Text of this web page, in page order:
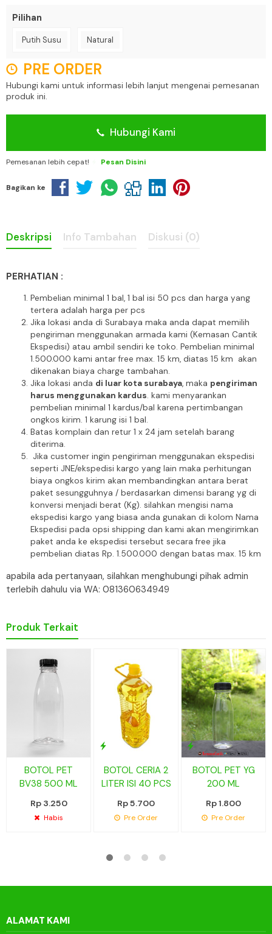
Pilihan
Putih Susu Natural
PRE ORDER
Hubungi kami untuk informasi lebih lanjut mengenai pemesanan
produk ini.
Hubungi Kami
Pemesanan lebih cepat! Pesan Disini
Bagikan ke
Deskripsi Info Tambahan Diskusi (0)
PERHATIAN :
Pembelian minimal 1 bal, 1 bal isi 50 pcs dan harga yang
tertera adalah harga per pcs
Jika lokasi anda di Surabaya maka anda dapat memilih
pengiriman menggunakan armada kami (Kemasan Cantik
Ekspedisi) atau ambil sendiri ke toko. Pembelian minimal
1.500.000 kami antar free max. 15 km, diatas 15 km akan
dikenakan biaya charge tambahan.
Jika lokasi anda di luar kota surabaya, maka pengiriman
harus menggunakan kardus. kami menyarankan
pembelian minimal 1 kardus/bal karena pertimbangan
ongkos kirim. 1 karung isi 1 bal.
Batas komplain dan retur 1 x 24 jam setelah barang
diterima.
Jika customer ingin pengiriman menggunakan ekspedisi
seperti JNE/ekspedisi kargo yang lain maka perhitungan
biaya ongkos kirim akan membandingkan antara berat
paket sesungguhnya / berdasarkan dimensi barang yg di
konversi menjadi berat (Kg). silahkan mengisi nama
ekspedisi kargo yang biasa anda gunakan di kolom Nama
Ekspedisi pada opsi shipping dan kami akan mengirimkan
paket anda ke ekspedisi tersebut secara free jika
pembelian diatas Rp. 1.500.000 dengan batas max. 15 km
apabila ada pertanyaan, silahkan menghubungi pihak admin
terlebih dahulu via WA: 081360634949
Produk Terkait
BOTOL PET
BV38 500 ML
Rp 3.250
Habis
BOTOL CERIA 2
LITER ISI 40 PCS
Rp 5.700
Pre Order
BOTOL PET YG
200 ML
Rp 1.800
Pre Order
ALAMAT KAMI